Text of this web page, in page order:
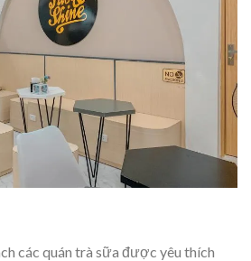
các quán trà sữa được yêu thích